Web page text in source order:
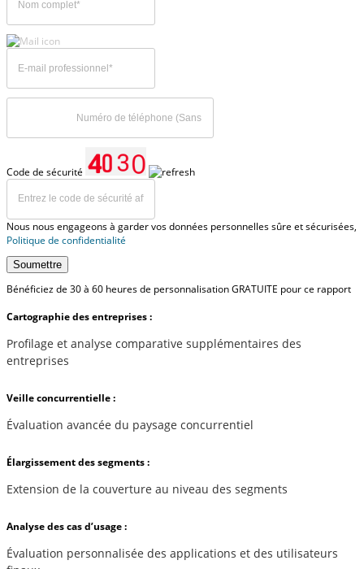
Code de sécurité
Nous nous engageons à garder vos données personnelles sûre et sécurisées,
Politique de confidentialité
Soumettre
Bénéficiez de 30 à 60 heures de personnalisation GRATUITE pour ce rapport
Cartographie des entreprises :
Profilage et analyse comparative supplémentaires des
entreprises
Veille concurrentielle :
Évaluation avancée du paysage concurrentiel
Élargissement des segments :
Extension de la couverture au niveau des segments
Analyse des cas d’usage :
Évaluation personnalisée des applications et des utilisateurs